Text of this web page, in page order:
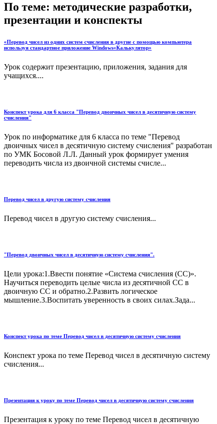
По теме: методические разработки,
презентации и конспекты
«Перевод чисел из одних систем счисления в другие с помощью компьютера
используя стандартное приложение Windows«Калькулятор»
Урок содержит презентацию, приложения, задания для
учащихся....
Конспект урока для 6 класса "Перевод двоичных чисел в десятичную систему
счисления"
Урок по информатике для 6 класса по теме "Перевод
двоичных чисел в десятичную систему счисления" разработан
по УМК Босовой Л.Л. Данный урок формирует умения
переводить числа из двоичной системы счисле...
Перевод чисел в другую систему счисления
Перевод чисел в другую систему счисления...
"Перевод двоичных чисел в десятичную систему счисления".
Цели урока:1.Ввести понятие «Система счисления (СС)».
Научиться переводить целые числа из десятичной СС в
двоичную СС и обратно.2.Развить логическое
мышление.3.Воспитать уверенность в своих силах.Зада...
Конспект урока по теме Перевод чисел в десятичную систему счисления
Конспект урока по теме Перевод чисел в десятичную систему
счисления...
Презентация к уроку по теме Перевод чисел в десятичную систему счисления
Презентация к уроку по теме Перевод чисел в десятичную